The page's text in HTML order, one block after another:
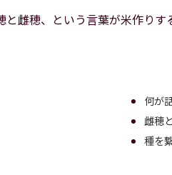
と雌穂、という言葉が米作りす
何が
雌穂
種を